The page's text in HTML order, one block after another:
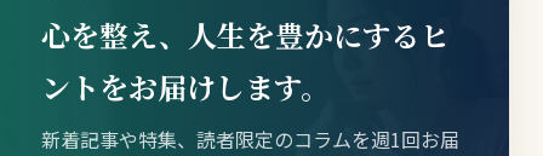
心を整え、人生を豊かにするヒ
ントをお届けします。
新着記事や特集、読者限定のコラムを週1回お届